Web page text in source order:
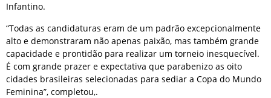
Infantino.
“Todas as candidaturas eram de um padrão excepcionalmente
alto e demonstraram não apenas paixão, mas também grande
capacidade e prontidão para realizar um torneio inesquecível.
É com grande prazer e expectativa que parabenizo as oito
cidades brasileiras selecionadas para sediar a Copa do Mundo
Feminina”, completou,.